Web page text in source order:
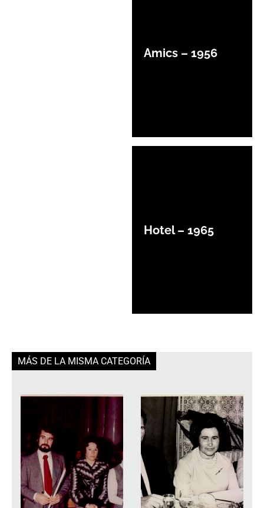
Amics – 1956
Hotel – 1965
MÁS DE LA MISMA CATEGORÍA